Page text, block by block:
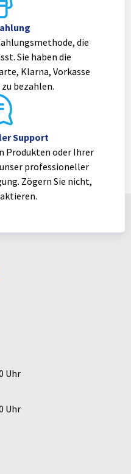
die
Sie haben die
Klarna, Vorkasse
bezahlen.
Support
Produkten oder Ihrer
professioneller
Zögern Sie nicht,
Uhr
Uhr